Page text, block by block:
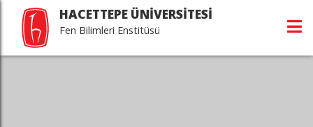
HACETTEPE ÜNİVERSİTESİ
Fen Bilimleri Enstitüsü